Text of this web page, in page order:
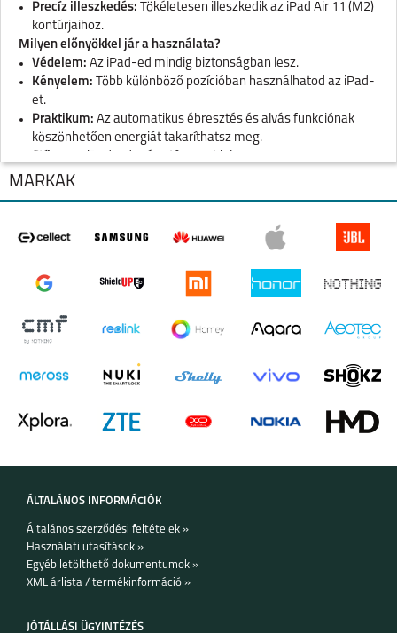
Precíz illeszkedés: Tökéletesen illeszkedik az iPad Air 11 (M2)
kontúrjaihoz.
Milyen előnyökkel jár a használata?
Védelem: Az iPad-ed mindig biztonságban lesz.
Kényelem: Több különböző pozícióban használhatod az iPad-
et.
Praktikum: Az automatikus ébresztés és alvás funkciónak
köszönhetően energiát takaríthatsz meg.
MÁRKÁK
ÁLTALÁNOS INFORMÁCIÓK
Általános szerződési feltételek »
Használati utasítások »
Egyéb letölthető dokumentumok »
XML árlista / termékinformáció »
JÓTÁLLÁSI ÜGYINTÉZÉS